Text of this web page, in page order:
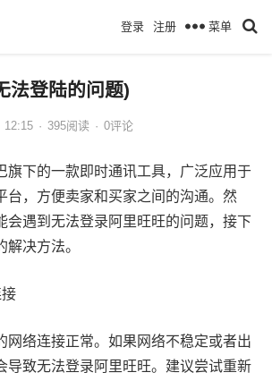
登录 注册 菜单
法登陆的问题)
12:15 · 395阅读 · 0评论
旗下的一款即时通讯工具，广泛应用于
台，方便卖家和买家之间的沟通。然
会遇到无法登录阿里旺旺的问题，接下
决方法。
网络连接正常。如果网络不稳定或者出
导致无法登录阿里旺旺。建议尝试重新